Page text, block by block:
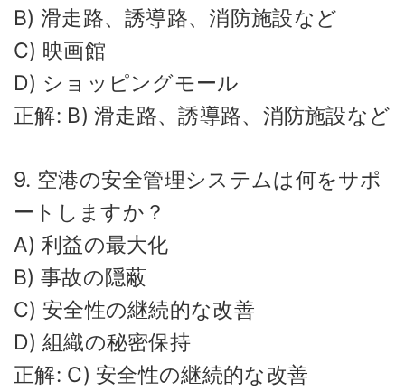
B) 滑走路、誘導路、消防施設など
C) 映画館
D) ショッピングモール
正解: B) 滑走路、誘導路、消防施設など
9. 空港の安全管理システムは何をサポ
ートしますか？
A) 利益の最大化
B) 事故の隠蔽
C) 安全性の継続的な改善
D) 組織の秘密保持
正解: C) 安全性の継続的な改善